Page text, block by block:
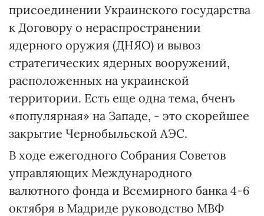
присоединении Украинского государства
к Договору о нераспространении
ядерного оружия (ДНЯО) и вывоз
стратегических ядерных вооружений,
расположенных на украинской
территории. Есть еще одна тема, бченъ
«популярная» на Западе, - это скорейшее
закрытие Чернобыльской АЭС.
В ходе ежегодного Собрания Советов
управляющих Международного
валютного фонда и Всемирного банка 4-6
октября в Мадриде руководство МВФ